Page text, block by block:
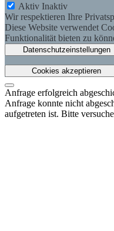
Aktiv Inaktiv
Wir respektieren Ihre
Diese Website verwendet
Funktionalität bieten zu
Datenschutzeinstellungen
Cookies akzeptieren
Anfrage erfolgreich
Anfrage konnte nicht
aufgetreten ist. Bitte